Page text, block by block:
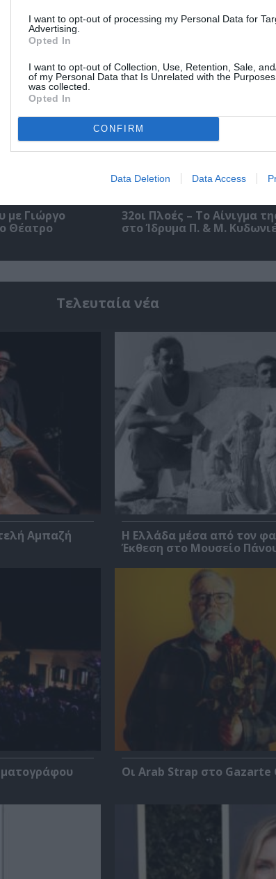
I want to opt-out of processing my Personal Data for
Advertising.
Opted In
I want to opt-out of Collection, Use, Retention, Sale,
of my Personal Data that Is Unrelated with the
was collected.
Opted In
CONFIRM
Data Deletion Data Access
με Γιώργο
Θέατρο
32οι Πλοές – Το Αίνιγμα
στο Ίδρυμα Π. & Μ.
Τελευταία νέα
Αμπαζή
Η Ελλάδα μέσα από τον
Έκθεση στο Μουσείο
Οι Arab Strap στο Gazarte